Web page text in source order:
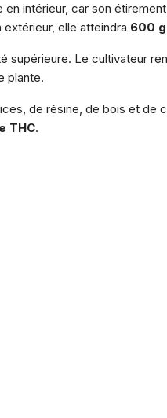
intérieur, car son
elle atteindra 600
supérieure. Le cultivateur
plante.
de résine, de bois et de
THC.